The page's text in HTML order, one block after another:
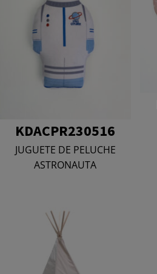
KDACPR230516
JUGUETE DE PELUCHE
ASTRONAUTA